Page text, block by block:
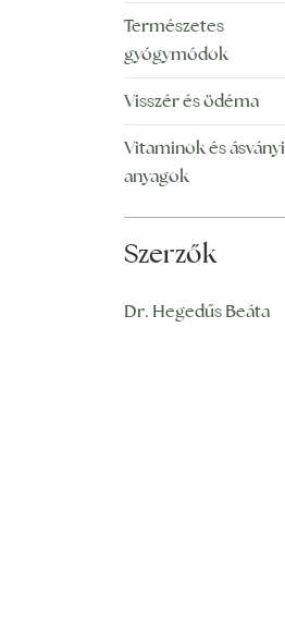
Természetes
gyógymódok
Visszér és ödéma
Vitaminok és ásványi
anyagok
Szerzők
Dr. Hegedűs Beáta